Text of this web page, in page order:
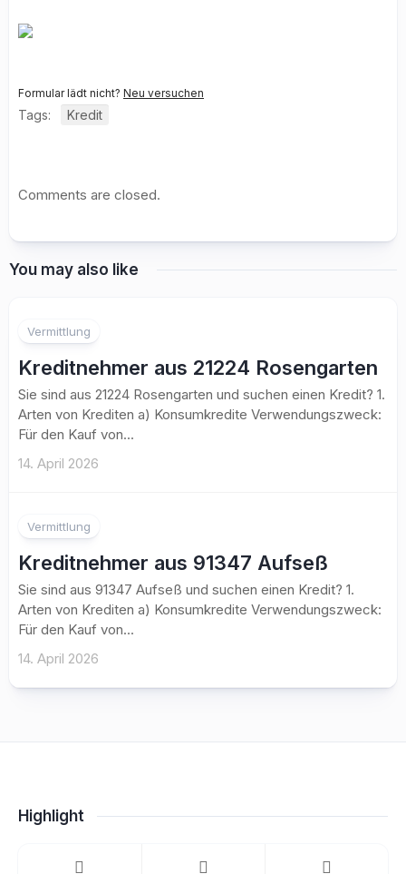
Formular lädt nicht? Neu versuchen
Tags: Kredit
Comments are closed.
You may also like
Vermittlung
Kreditnehmer aus 21224 Rosengarten
Sie sind aus 21224 Rosengarten und suchen einen Kredit? 1.
Arten von Krediten a) Konsumkredite Verwendungszweck:
Für den Kauf von...
14. April 2026
Vermittlung
Kreditnehmer aus 91347 Aufseß
Sie sind aus 91347 Aufseß und suchen einen Kredit? 1.
Arten von Krediten a) Konsumkredite Verwendungszweck:
Für den Kauf von...
14. April 2026
Highlight